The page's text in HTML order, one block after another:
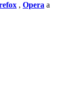
, Opera a